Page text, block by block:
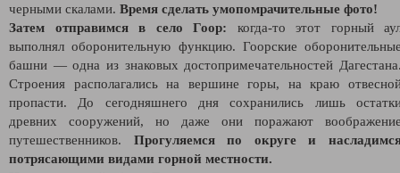
черными скалами. Время сделать умопомрачительные фото!
Затем отправимся в село Гоор: когда-то этот горный
выполнял оборонительную функцию. Гоорские
башни — одна из знаковых достопримечательностей
Строения располагались на вершине горы, на краю
пропасти. До сегодняшнего дня сохранились лишь
древних сооружений, но даже они поражают
путешественников. Прогуляемся по округе и
потрясающими видами горной местности.